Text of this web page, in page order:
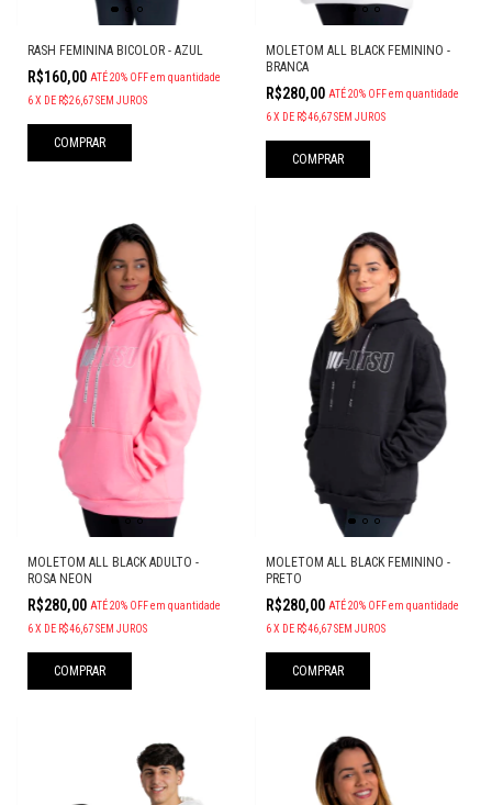
RASH FEMININA BICOLOR - AZUL
R$160,00 ATÉ 20% OFFem quantidade
6X DE R$26,67SEM JUROS
COMPRAR
MOLETOM ALL BLACK FEMININO -
BRANCA
R$280,00 ATÉ 20% OFF em quantidade
6 X DE R$46,67 SEM JUROS
COMPRAR
MOLETOM ALL BLACK ADULTO -
ROSA NEON
R$280,00 ATÉ 20% OFFem quantidade
6X DE R$46,67SEM JUROS
COMPRAR
MOLETOM ALL BLACK FEMININO -
PRETO
R$280,00 ATÉ 20% OFF em quantidade
6 X DE R$46,67 SEM JUROS
COMPRAR